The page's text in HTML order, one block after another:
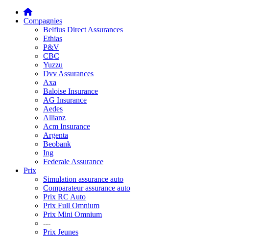
Compagnies
Belfius Direct Assurances
Ethias
P&V
CBC
Yuzzu
Dvv Assurances
Axa
Baloise Insurance
AG Insurance
Aedes
Allianz
Acm Insurance
Argenta
Beobank
Ing
Federale Assurance
Prix
Simulation assurance auto
Comparateur assurance auto
Prix RC Auto
Prix Full Omnium
Prix Mini Omnium
---
Prix Jeunes